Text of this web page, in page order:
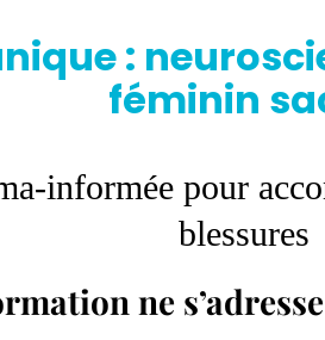
:
féminin
informée pour
blessures
ne